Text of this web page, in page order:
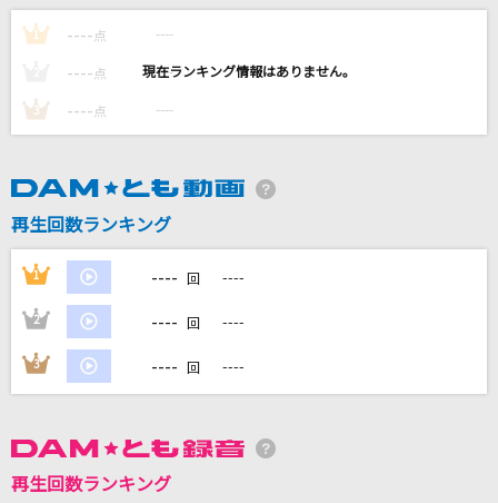
[生音]ボクノート
スキマスイッチ
とくべチュ、して
Mr.Children
カラオケ最新情報をチェック！
1 ---- 点 ----
---- 点 ----
3 ---- 点 ----
再生回数ランキング
1 ---- 回 ----
2 ---- 回 ----
3 ---- 回 ----
再生回数ランキング